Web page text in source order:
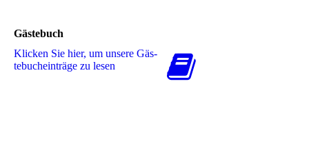
Gästebuch
Klicken Sie hier, um unsere Gäs­
te­buch­ein­trä­ge zu lesen